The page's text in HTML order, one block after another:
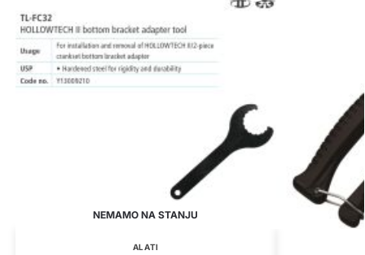
NEMAMO NA STANJU
ALATI